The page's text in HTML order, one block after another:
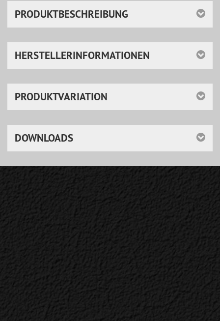
PRODUKTBESCHREIBUNG
HERSTELLERINFORMATIONEN
PRODUKTVARIATION
DOWNLOADS